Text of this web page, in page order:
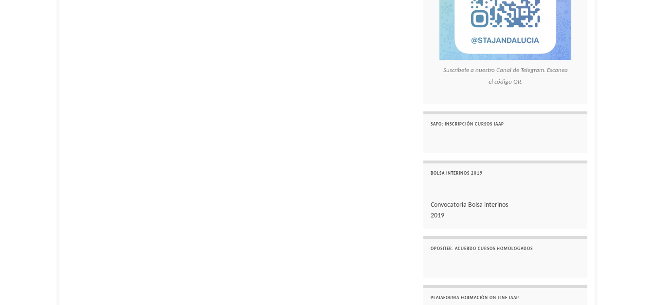
Suscríbete a nuestro Canal de Telegram. Escanea
el código QR.
SAFO: INSCRIPCIÓN CURSOS IAAP
BOLSA INTERINOS 2019
Convocatoria Bolsa interinos
2019
OPOSITER. ACUERDO CURSOS HOMOLOGADOS
PLATAFORMA FORMACIÓN ON LINE IAAP: